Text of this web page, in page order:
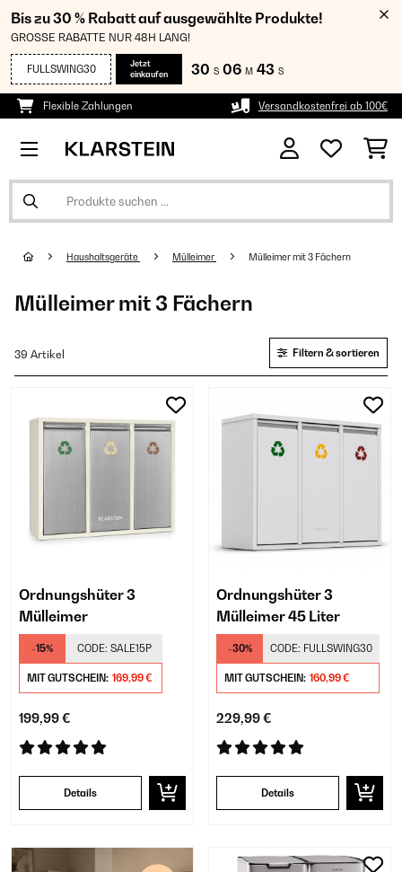
Bis zu 30 % Rabatt auf ausgewählte Produkte!
GROSSE RABATTE NUR 48H LANG!
FULLSWING30
Jetzt
einkaufen
30 S 06 M 42 S
Flexible Zahlungen Versandkostenfrei ab 100€
Haushaltsgeräte Mülleimer Mülleimer mit 3 Fächern
Mülleimer mit 3 Fächern
39 Artikel Filtern & sortieren
Ordnungshüter 3
Mülleimer
-15% CODE: SALE15P
MIT GUTSCHEIN: 169,99 €
199,99 €
Details
Ordnungshüter 3
Mülleimer 45 Liter
-30% CODE: FULLSWING30
MIT GUTSCHEIN: 160,99 €
229,99 €
Details